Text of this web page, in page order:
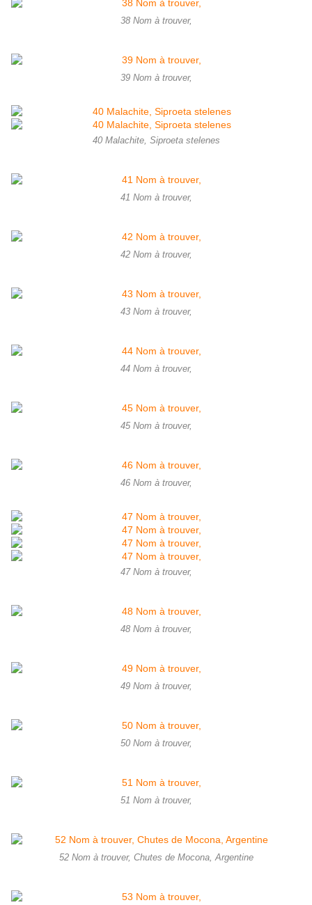
38 Nom à trouver,
39 Nom à trouver,
40 Malachite, Siproeta stelenes
41 Nom à trouver,
42 Nom à trouver,
43 Nom à trouver,
44 Nom à trouver,
45 Nom à trouver,
46 Nom à trouver,
47 Nom à trouver,
48 Nom à trouver,
49 Nom à trouver,
50 Nom à trouver,
51 Nom à trouver,
52 Nom à trouver, Chutes de Mocona, Argentine